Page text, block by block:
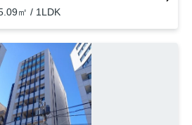
㎡ / 1LDK